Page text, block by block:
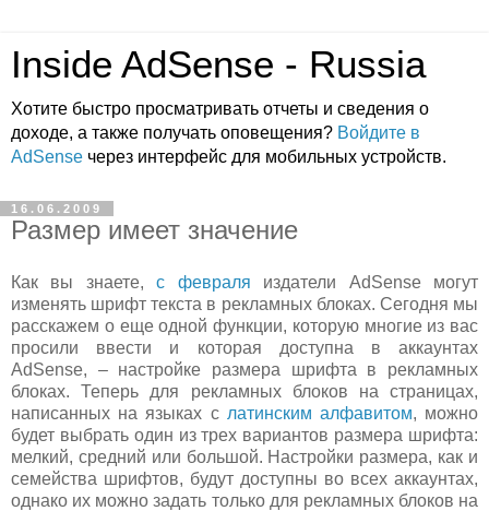
Inside AdSense - Russia
Хотите быстро просматривать отчеты и сведения о
доходе, а также получать оповещения? Войдите в
AdSense через интерфейс для мобильных устройств.
16.06.2009
Размер имеет значение
Как вы знаете,с февраля издатели AdSense могут
изменять шрифт текста в рекламных блоках. Сегодня мы
расскажем о еще одной функции, которую многие из вас
просили ввести и которая доступна в аккаунтах
AdSense, – настройке размера шрифта в рекламных
блоках. Теперь для рекламных блоков на страницах,
написанных на языках с латинским алфавитом, можно
будет выбрать один из трех вариантов размера шрифта:
мелкий, средний или большой. Настройки размера, как и
семейства шрифтов, будут доступны во всех аккаунтах,
однако их можно задать только для рекламных блоков на